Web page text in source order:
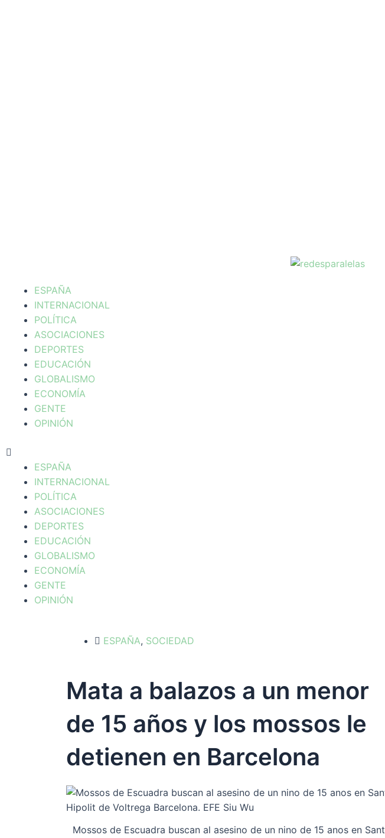
ESPAÑA
INTERNACIONAL
POLÍTICA
ASOCIACIONES
DEPORTES
EDUCACIÓN
GLOBALISMO
ECONOMÍA
GENTE
OPINIÓN
Menú
ESPAÑA
INTERNACIONAL
POLÍTICA
ASOCIACIONES
DEPORTES
EDUCACIÓN
GLOBALISMO
ECONOMÍA
GENTE
OPINIÓN
ESPAÑA, SOCIEDAD
Mata a balazos a un menor
de 15 años y los mossos le
detienen en Barcelona
Mossos de Escuadra buscan al asesino de un nino de 15 anos en Sant